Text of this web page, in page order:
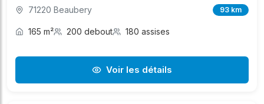
71220 Beaubery 93 km
165 m² 200 debout 180 assises
Voir les détails